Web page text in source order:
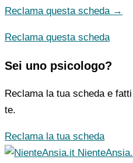
Reclama questa scheda →
Reclama questa scheda
Sei uno psicologo?
Reclama la tua scheda e
te.
Reclama la tua scheda